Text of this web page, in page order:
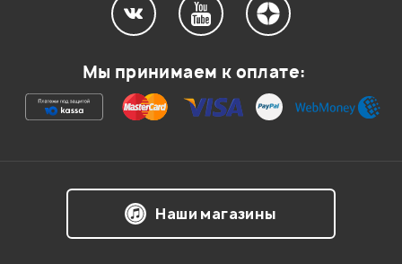
Ваша оценка:
Мы принимаем к оплате:
Наши магазины